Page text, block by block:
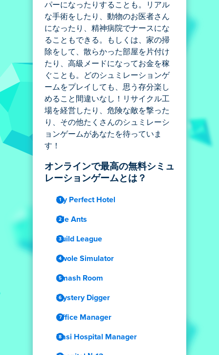
パーになったりすることも。リアル
な手術をしたり、動物のお医者さん
になったり、精神病院でナースにな
ることもできる。もしくは、家の掃
除をして、散らかった部屋を片付け
たり、高級メードになってお金を稼
ぐことも。どのシュミレーションゲ
ームをプレイしても、思う存分楽し
めること間違いなし！リサイクル工
場を経営したり、危険な敵を撃った
り、その他たくさんのシュミレーシ
ョンゲームがあなたを待っていま
す！
オンラインで最高の無料シミュ
レーションゲームとは？
My Perfect Hotel
Idle Ants
Build League
Swole Simulator
Smash Room
Mystery Digger
Office Manager
Dasi Hospital Manager